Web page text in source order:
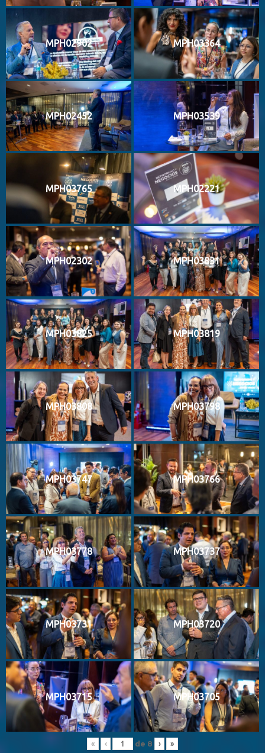
MPH02902 MPH03364
MPH02452 MPH03539
MPH03765 MPH02221
MPH02302 MPH03831
MPH03825 MPH03819
MPH03808 MPH03798
MPH03747 MPH03766
MPH03778 MPH03737
MPH03731 MPH03720
MPH03715 MPH03705
« ‹ de 8 › »